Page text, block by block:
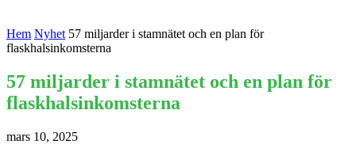
Hem Nyhet 57 miljarder i stamnätet och en plan för
flaskhalsinkomsterna
57 miljarder i stamnätet och en plan för
flaskhalsinkomsterna
mars 10, 2025